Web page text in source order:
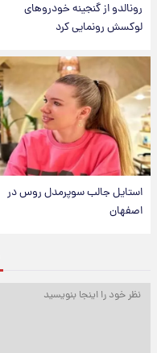
رونالدو از گنجینه خودروهای
لوکسش رونمایی کرد
استایل جالب سوپرمدل روس در
اصفهان